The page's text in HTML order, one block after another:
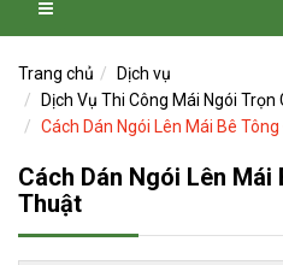
Trang chủ
Dịch vụ
Dịch Vụ Thi Công Mái Ngói Trọn
Cách Dán Ngói Lên Mái Bê
Cách Dán Ngói Lên Mái
Thuật